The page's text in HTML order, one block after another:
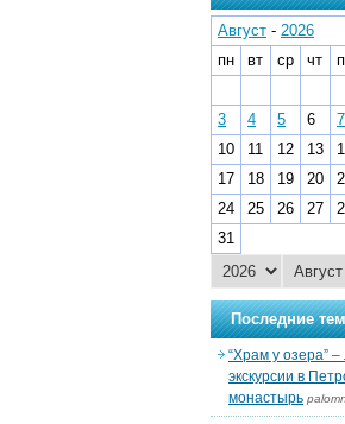
Август - 2026
пн
вт ср чт
3
4 5 6 7
10
11 12 13
17
18 19 20
24
25 26 27
31
Последние
“Храм у озера” –
экскурсии в
монастырь